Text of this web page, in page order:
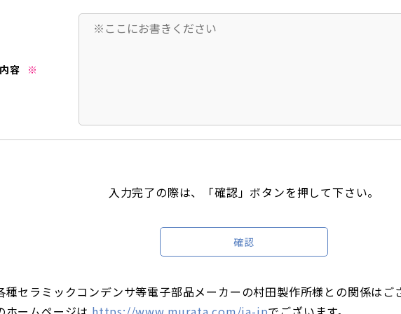
容 ※
入力完了の際は、「確認」ボタンを押して下さい。
種セラミックコンデンサ等電子部品メーカーの村田製作所様との関係はご